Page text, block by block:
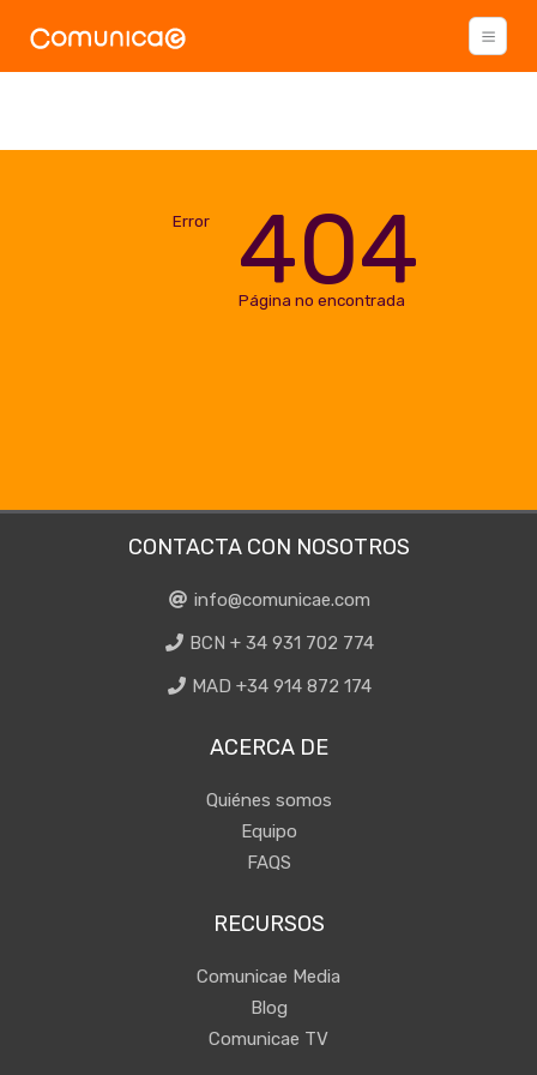
Error 404
Página no encontrada
CONTACTA CON NOSOTROS
info@comunicae.com
BCN + 34 931 702 774
MAD +34 914 872 174
ACERCA DE
Quiénes somos
Equipo
FAQS
RECURSOS
Comunicae Media
Blog
Comunicae TV